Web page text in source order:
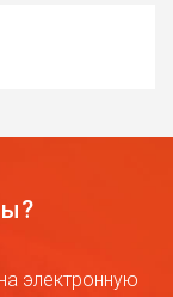
электронную